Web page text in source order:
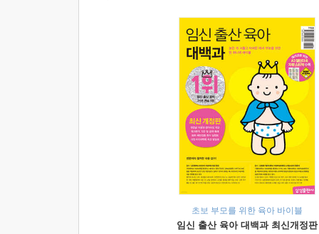
초보 부모를 위한 육아 바이블
임신 출산 육아 대백과 최신개정판